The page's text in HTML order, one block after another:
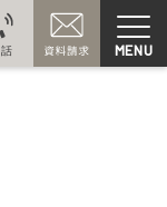
MENU